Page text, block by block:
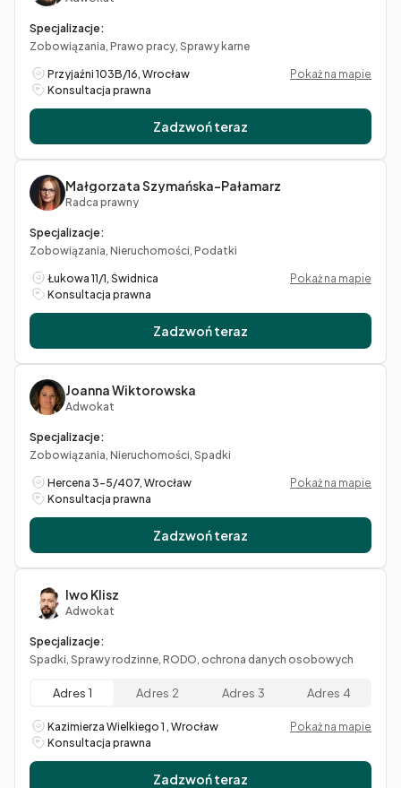
Specjalizacje:
Zobowiązania, Prawo pracy, Sprawy karne
Przyjaźni 103B/16, Wrocław
Pokaż na mapie
Konsultacja prawna
Zadzwoń teraz
Małgorzata Szymańska-Pałamarz
Radca prawny
Specjalizacje:
Zobowiązania, Nieruchomości, Podatki
Łukowa 11/1, Świdnica
Pokaż na mapie
Konsultacja prawna
Zadzwoń teraz
Joanna Wiktorowska
Adwokat
Specjalizacje:
Zobowiązania, Nieruchomości, Spadki
Hercena 3-5/407, Wrocław
Pokaż na mapie
Konsultacja prawna
Zadzwoń teraz
Iwo Klisz
Adwokat
Specjalizacje:
Spadki, Sprawy rodzinne, RODO, ochrona danych osobowych
Adres 1 Adres 2 Adres 3 Adres 4
Kazimierza Wielkiego 1 , Wrocław
Pokaż na mapie
Konsultacja prawna
Zadzwoń teraz